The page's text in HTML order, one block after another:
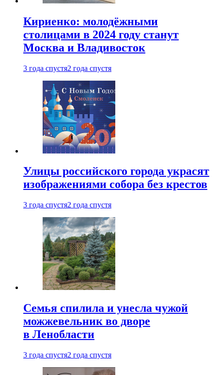
Кириенко: молодёжными
столицами в 2024 году станут
Москва и Владивосток
3 года спустя2 года спустя
Улицы российского города украсят
изображениями собора без крестов
3 года спустя2 года спустя
Семья спилила и унесла чужой
можжевельник во дворе
в Ленобласти
3 года спустя2 года спустя